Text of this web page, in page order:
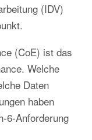
(IDV)
(CoE) ist das
Welche
Daten
haben
6-Anforderung